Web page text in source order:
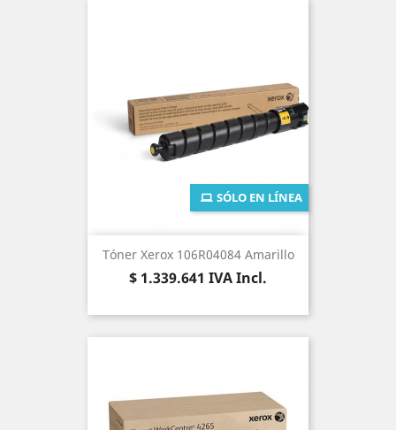
Tóner Xerox 106R04084 Amarillo
Precio
$ 1.339.641 IVA Incl.
SÓLO EN LÍNEA